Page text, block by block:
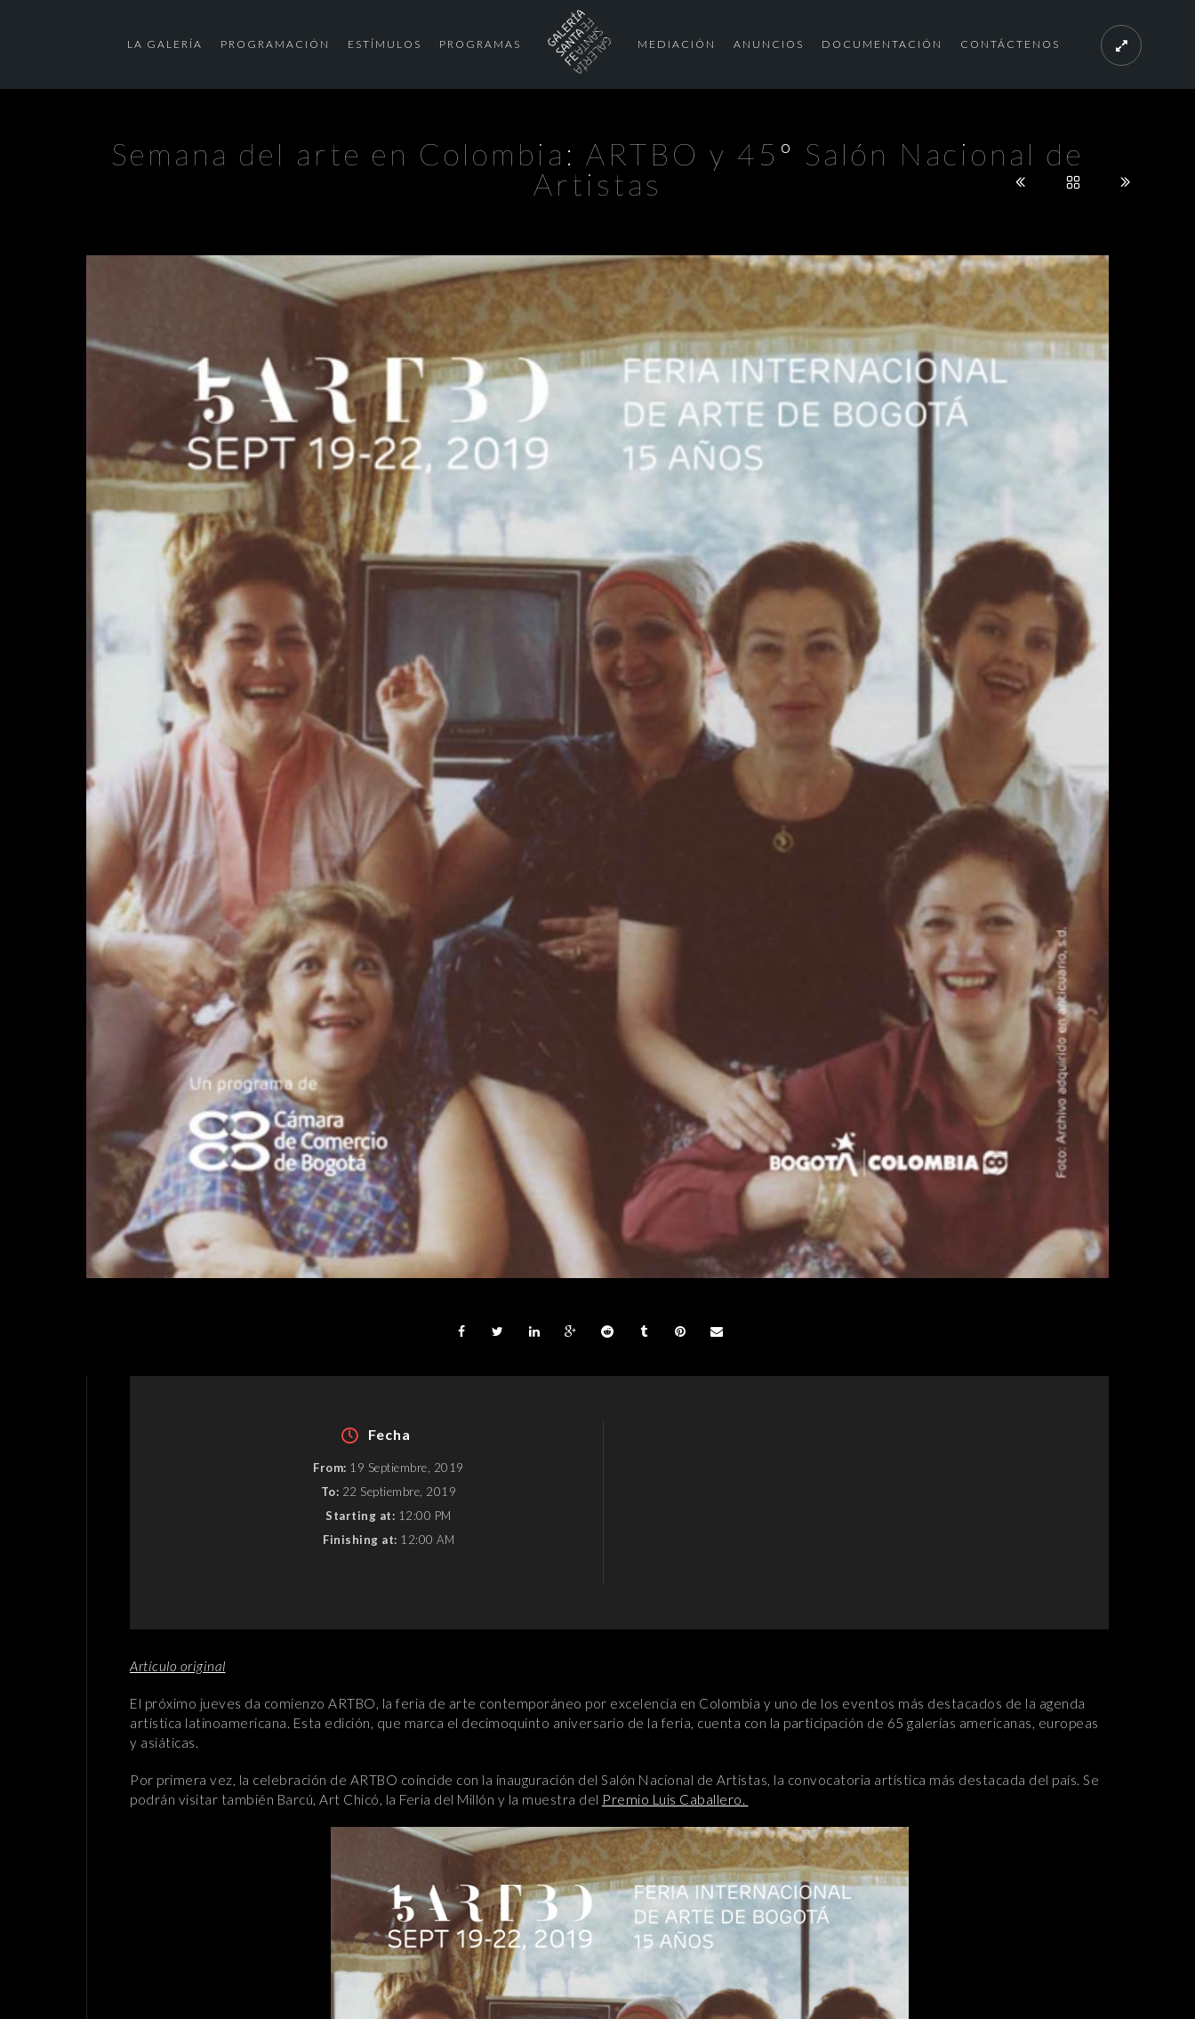
LA GALERÍA PROGRAMACIÓN ESTÍMULOS PROGRAMAS MEDIACIÓN ANUNCIOS DOCUMENTACIÓN CONTÁCTENOS
Semana del arte en Colombia: ARTBO y 45º Salón Nacional de
Artistas
Fecha
From: 19 Septiembre, 2019
To: 22 Septiembre, 2019
Starting at: 12:00 PM
Finishing at: 12:00 AM
Artículo original
El próximo jueves da comienzo ARTBO, la feria de arte contemporáneo por excelencia en Colombia y uno de los eventos más destacados de la agenda
artística latinoamericana. Esta edición, que marca el decimoquinto aniversario de la feria, cuenta con la participación de 65 galerías americanas, europeas
y asiáticas.
Por primera vez, la celebración de ARTBO coincide con la inauguración del Salón Nacional de Artistas, la convocatoria artística más destacada del país. Se
podrán visitar también Barcú, Art Chicó, la Feria del Millón y la muestra del Premio Luis Caballero.